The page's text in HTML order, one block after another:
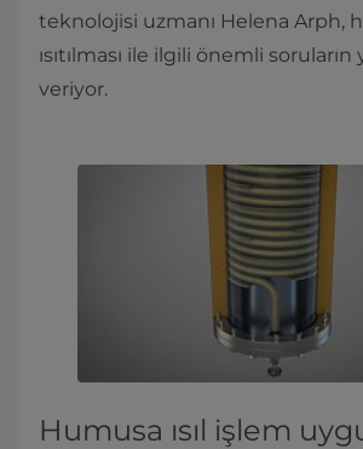
teknolojisi uzmanı Helena Arph,
ısıtılması ile ilgili önemli soruların
veriyor.​
Humusa ısıl işlem